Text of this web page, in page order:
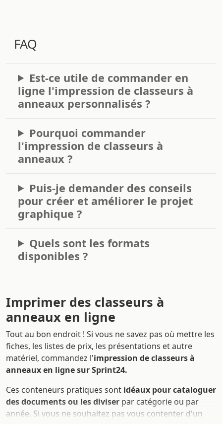
FAQ
Est-ce utile de commander en
ligne l'impression de classeurs à
anneaux personnalisés ?
Pourquoi commander
l'impression de classeurs à
anneaux ?
Puis-je demander des conseils
pour créer et améliorer le projet
graphique ?
Quels sont les formats
disponibles ?
Imprimer des classeurs à
anneaux en ligne
Tout au bon endroit ! Si vous ne savez pas où mettre les
fiches, les listes de prix, les présentations et autre
matériel, commandez l'impression de classeurs à
anneaux en ligne sur Sprint24.
Ces conteneurs pratiques sont idéaux pour cataloguer
des documents ou les diviser par catégorie ou par
année. Si vous ne souhaitez pas vous contenter d'un